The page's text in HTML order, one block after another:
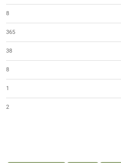
8
365
38
8
1
2